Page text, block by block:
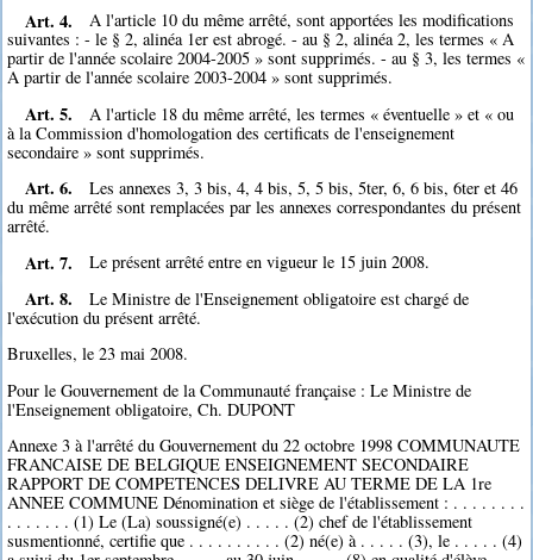
Art. 4.
A l'article 10 du même arrêté, sont apportées les modifications
suivantes : - le § 2, alinéa 1er est abrogé. - au § 2, alinéa 2, les termes « A
partir de l'année scolaire 2004-2005 » sont supprimés. - au § 3, les termes «
A partir de l'année scolaire 2003-2004 » sont supprimés.
Art. 5.
A l'article 18 du même arrêté, les termes « éventuelle » et « ou
à la Commission d'homologation des certificats de l'enseignement
secondaire » sont supprimés.
Art. 6.
Les annexes 3, 3 bis, 4, 4 bis, 5, 5 bis, 5ter, 6, 6 bis, 6ter et 46
du même arrêté sont remplacées par les annexes correspondantes du présent
arrêté.
Art. 7. Le présent arrêté entre en vigueur le 15 juin 2008.
Art. 8.
Le Ministre de l'Enseignement obligatoire est chargé de
l'exécution du présent arrêté.
Bruxelles, le 23 mai 2008.
Pour le Gouvernement de la Communauté française : Le Ministre de
l'Enseignement obligatoire, Ch. DUPONT
Annexe 3 à l'arrêté du Gouvernement du 22 octobre 1998 COMMUNAUTE
FRANCAISE DE BELGIQUE ENSEIGNEMENT SECONDAIRE
RAPPORT DE COMPETENCES DELIVRE AU TERME DE LA 1re
ANNEE COMMUNE Dénomination et siège de l'établissement : . . . . . . . .
. . . . . . . (1) Le (La) soussigné(e) . . . . . (2) chef de l'établissement
susmentionné, certifie que . . . . . . . . . . (2) né(e) à . . . . . (3), le . . . . . (4)